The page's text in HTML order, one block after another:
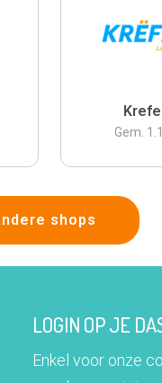
Gem. 1.1
shops
LOGIN OP JE
Enkel voor onze